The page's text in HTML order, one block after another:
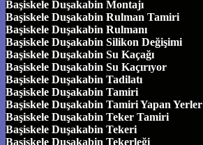
Başiskele Duşakabin Montajı
Başiskele Duşakabin Rulman Tamiri
Başiskele Duşakabin Rulmanı
Başiskele Duşakabin Silikon Değişimi
Başiskele Duşakabin Su Kaçağı
Başiskele Duşakabin Su Kaçırıyor
Başiskele Duşakabin Tadilatı
Başiskele Duşakabin Tamiri
Başiskele Duşakabin Tamiri Yapan Yerler
Başiskele Duşakabin Teker Tamiri
Başiskele Duşakabin Tekeri
Başiskele Duşakabin Tekerleği